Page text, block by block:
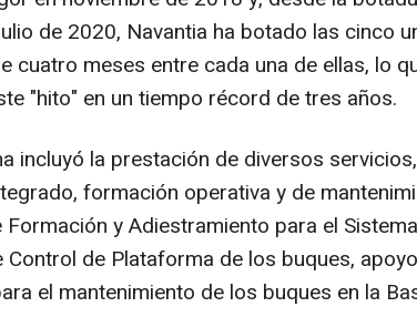
de 2020, Navantia ha botado las cinco
cuatro meses entre cada una de ellas, lo
"hito" en un tiempo récord de tres años.
incluyó la prestación de diversos
formación operativa y de
Formación y Adiestramiento para el
Control de Plataforma de los buques,
el mantenimiento de los buques en la